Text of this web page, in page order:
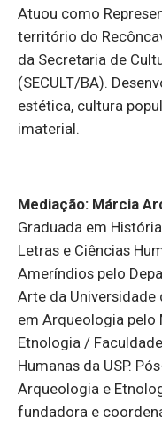
Atuou como
território do
da Secretaria de
(SECULT/BA).
estética, cultura
imaterial.
Mediação: Márcia
Graduada em
Letras e Ciências
Ameríndios pelo
Arte da Universidade
em Arqueologia pelo
Etnologia /
Humanas da USP.
Arqueologia e
fundadora e